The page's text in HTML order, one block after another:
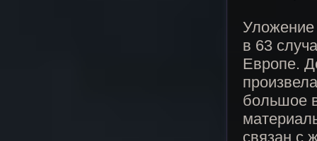
Уложение
в 63
Европе.
большое
связан с